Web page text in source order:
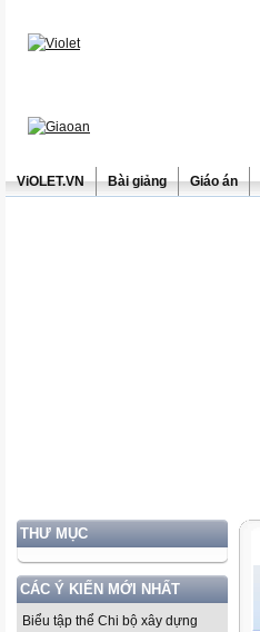
ViOLET.VN Bài giảng Giáo án
THƯ MỤC
CÁC Ý KIẾN MỚI NHẤT
Biểu tập thể Chi bộ xây dựng